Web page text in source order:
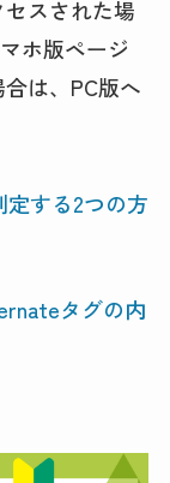
スされた場
ホ版ページ
は、PC版へ
する2つの方
タグの内